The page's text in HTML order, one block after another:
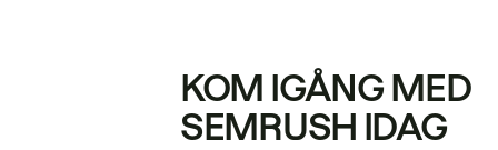
KOM IGÅNG MED
SEMRUSH IDAG